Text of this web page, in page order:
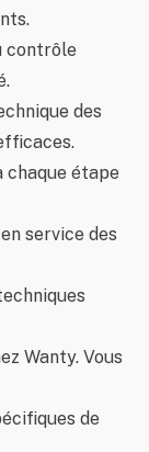
contrôle
des
chaque étape
service des
Wanty. Vous
de